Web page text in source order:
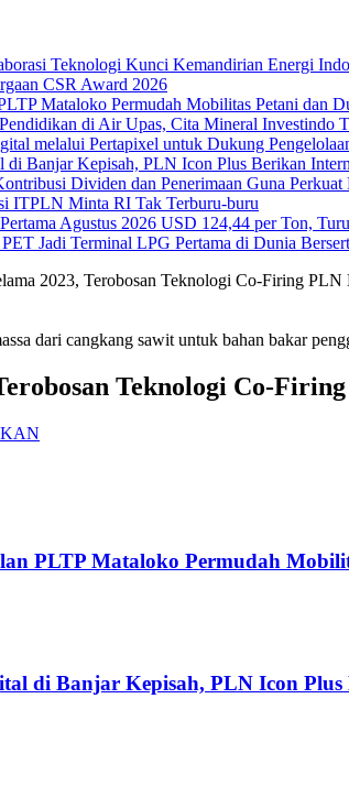
Teknologi Kunci Kemandirian Energi
CSR Award 2026
Mataloko Permudah Mobilitas Petani dan
di Air Upas, Cita Mineral Investindo
melalui Pertapixel untuk Dukung
di Banjar Kepisah, PLN Icon Plus Berikan
Dividen dan Penerimaan Guna Perkuat
ITPLN Minta RI Tak Terburu-buru
Agustus 2026 USD 124,44 per Ton,
Jadi Terminal LPG Pertama di Dunia
2023, Terobosan Teknologi Co-Firing
dari cangkang sawit untuk bahan bakar
Teknologi Co-
PLTP Mataloko Permudah
di Banjar Kepisah, PLN Icon